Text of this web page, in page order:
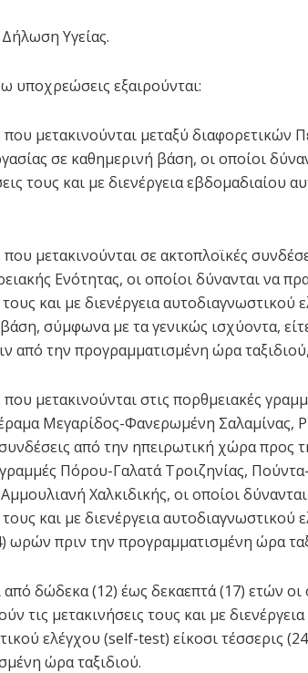
Υγείας.
υποχρεώσεις εξαιρούνται:
που μετακινούνται μεταξύ διαφορετικών
σε καθημερινή βάση, οι οποίοι
τους και με διενέργεια εβδομαδιαίου
που μετακινούνται σε ακτοπλοϊκές
Ενότητας, οι οποίοι δύνανται να
τους και με διενέργεια αυτοδιαγνωστικού
σύμφωνα με τα γενικώς ισχύοντα,
από την προγραμματισμένη ώρα
που μετακινούνται στις πορθμειακές
Μεγαρίδος-Φανερωμένη Σαλαμίνας,
από την ηπειρωτική χώρα προς
Πόρου-Γαλατά Τροιζηνίας,
Χαλκιδικής, οι οποίοι
τους και με διενέργεια αυτοδιαγνωστικού
ωρών πριν την προγραμματισμένη ώρα
από δώδεκα (12) έως δεκαεπτά (17) ετών οι
τις μετακινήσεις τους και με
ελέγχου (self-test) είκοσι τέσσερις
ώρα ταξιδιού.